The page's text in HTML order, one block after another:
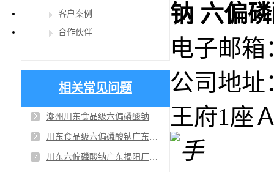
客户案例
合作伙伴
相关常见问题
潮州川东食品级六偏磷酸钠代理商：第四届雄安装配式建筑及绿色建材展延期至九月举行，本届展会展示面积超20000 平米
川东食品级六偏磷酸钠广东揭阳厂家供应商：天然添加剂主要用于糕点、饮料、乳品等，原材主要来源于甘薯、萝ト、葡萄等，容易被消费者接受
川东六偏磷酸钠广东揭阳厂家供应商：微信创始人张小龙就认为，唯KPI是从很危险，应该充分考虑用户感受的做法，从而获得了极好的口碑
钠 六偏
电子邮箱
公司地址
王府1座